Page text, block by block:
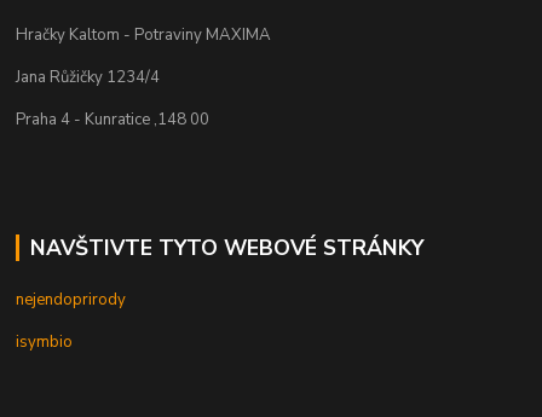
Hračky Kaltom - Potraviny MAXIMA
Jana Růžičky 1234/4
Praha 4 - Kunratice ,148 00
NAVŠTIVTE TYTO WEBOVÉ STRÁNKY
nejendoprirody
isymbio